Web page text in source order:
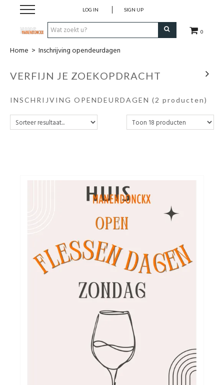
0
LOG IN SIGN UP
Wijnen
Wijnlanden
Cadeaubon
Inschrijving opendeurdagen
Geels Witteke De Maan's Jenever
Home > Inschrijving opendeurdagen
VERFIJN JE ZOEKOPDRACHT
INSCHRIJVING OPENDEURDAGEN (2 producten)